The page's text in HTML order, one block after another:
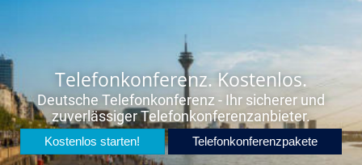
Telefonkonferenz. Kostenlos.
Deutsche Telefonkonferenz - Ihr sicherer und
zuverlässiger Telefonkonferenzanbieter.
Kostenlos starten! Telefonkonferenzpakete